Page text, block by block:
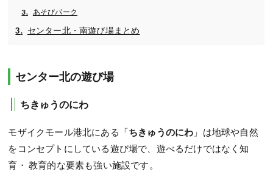
あそびパーク
センター北・南遊び場まとめ
センター北の遊び場
ちきゅうのにわ
モザイクモール港北にある「ちきゅうのにわ 」は地球や自然
をコンセプトにしている遊び場で、遊べるだけではなく知
育・ 教育的な要素も強い施設です。